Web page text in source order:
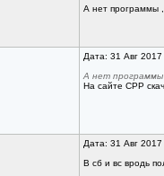
А нет программы ,
Дата: 31 Авг
А нет программы
На сайте СРР
Дата: 31 Авг
В сб и вс вродь